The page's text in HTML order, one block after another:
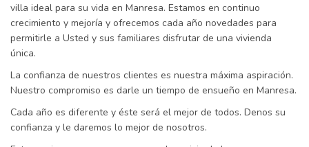
villa ideal para su vida en Manresa. Estamos en continuo
crecimiento y mejoría y ofrecemos cada año novedades para
permitirle a Usted y sus familiares disfrutar de una vivienda
única.
La confianza de nuestros clientes es nuestra máxima aspiración.
Nuestro compromiso es darle un tiempo de ensueño en Manresa.
Cada año es diferente y éste será el mejor de todos. Denos su
confianza y le daremos lo mejor de nosotros.